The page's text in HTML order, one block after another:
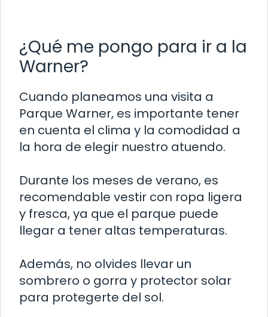
¿Qué me pongo para ir a la
Warner?
Cuando planeamos una visita a
Parque Warner, es importante tener
en cuenta el clima y la comodidad a
la hora de elegir nuestro atuendo.
Durante los meses de verano, es
recomendable vestir con ropa ligera
y fresca, ya que el parque puede
llegar a tener altas temperaturas.
Además, no olvides llevar un
sombrero o gorra y protector solar
para protegerte del sol.